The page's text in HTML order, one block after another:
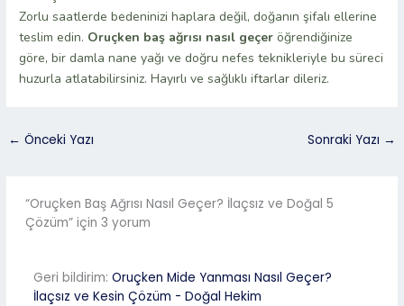
Zorlu saatlerde bedeninizi haplara değil, doğanın şifalı ellerine
teslim edin. Oruçken baş ağrısı nasıl geçer öğrendiğinize
göre, bir damla nane yağı ve doğru nefes teknikleriyle bu süreci
huzurla atlatabilirsiniz. Hayırlı ve sağlıklı iftarlar dileriz.
← Önceki Yazı Sonraki Yazı →
“Oruçken Baş Ağrısı Nasıl Geçer? İlaçsız ve Doğal 5
Çözüm” için 3 yorum
Geri bildirim: Oruçken Mide Yanması Nasıl Geçer?
İlaçsız ve Kesin Çözüm - Doğal Hekim